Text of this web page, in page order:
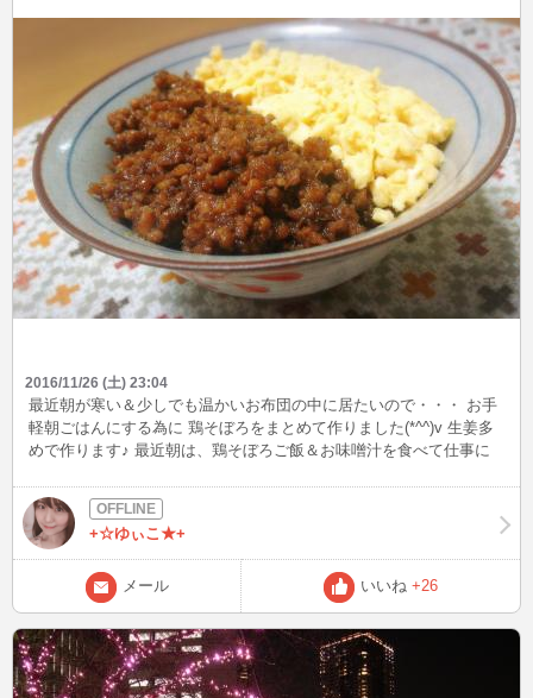
2016/11/26 (土) 23:04
最近朝が寒い＆少しでも温かいお布団の中に居たいので・・・ お手
軽朝ごはんにする為に 鶏そぼろをまとめて作りました(*^^)v 生姜多
めで作ります♪ 最近朝は、鶏そぼろご飯＆お味噌汁を食べて仕事に
+☆ゆぃこ★+
メール いいね +26